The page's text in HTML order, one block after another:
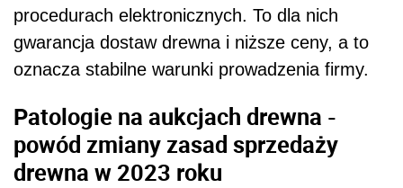
procedurach elektronicznych. To dla nich
gwarancja dostaw drewna i niższe ceny, a to
oznacza stabilne warunki prowadzenia firmy.
Patologie na aukcjach drewna -
powód zmiany zasad sprzedaży
drewna w 2023 roku